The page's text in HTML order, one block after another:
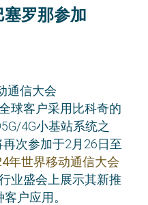
塞罗那参加
通信大会
球客户采用比科奇的
4G小基站系统之
次参加于2月26日至
年世界移动通信大会
业盛会上展示其新推
户应用。